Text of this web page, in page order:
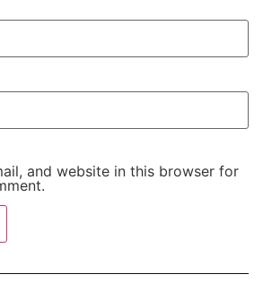
and website in this browser for